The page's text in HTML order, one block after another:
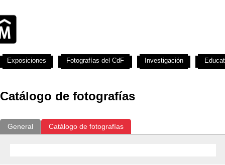
Catálogo de fotografías
General Catálogo de fotografías
Exposiciones Fotografías del CdF Investigación